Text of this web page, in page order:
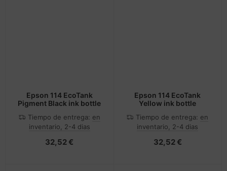
Epson 114 EcoTank
Pigment Black ink bottle
Tiempo de entrega: en
inventario, 2-4 dias
32,52 €
Epson 114 EcoTank
Yellow ink bottle
Tiempo de entrega: en
inventario, 2-4 dias
32,52 €